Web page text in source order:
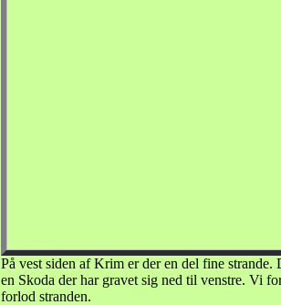
På vest siden af Krim er der en del fine
en Skoda der har gravet sig ned til venstre. Vi
forlod stranden.